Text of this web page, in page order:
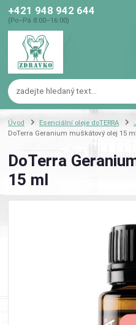
+421 948 942 644
(Po–Pá 8:00–16:00)
Úvod Esenciální oleje doTERRA
DoTerra Geranium muškátový olej 15 ml
DoTerra
15 ml